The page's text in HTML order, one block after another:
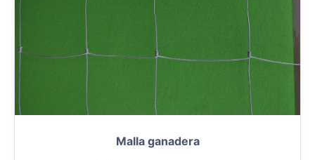
Malla ganadera